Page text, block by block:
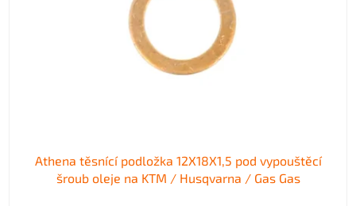
Athena těsnící podložka 12X18X1,5 pod vypouštěcí
šroub oleje na KTM / Husqvarna / Gas Gas